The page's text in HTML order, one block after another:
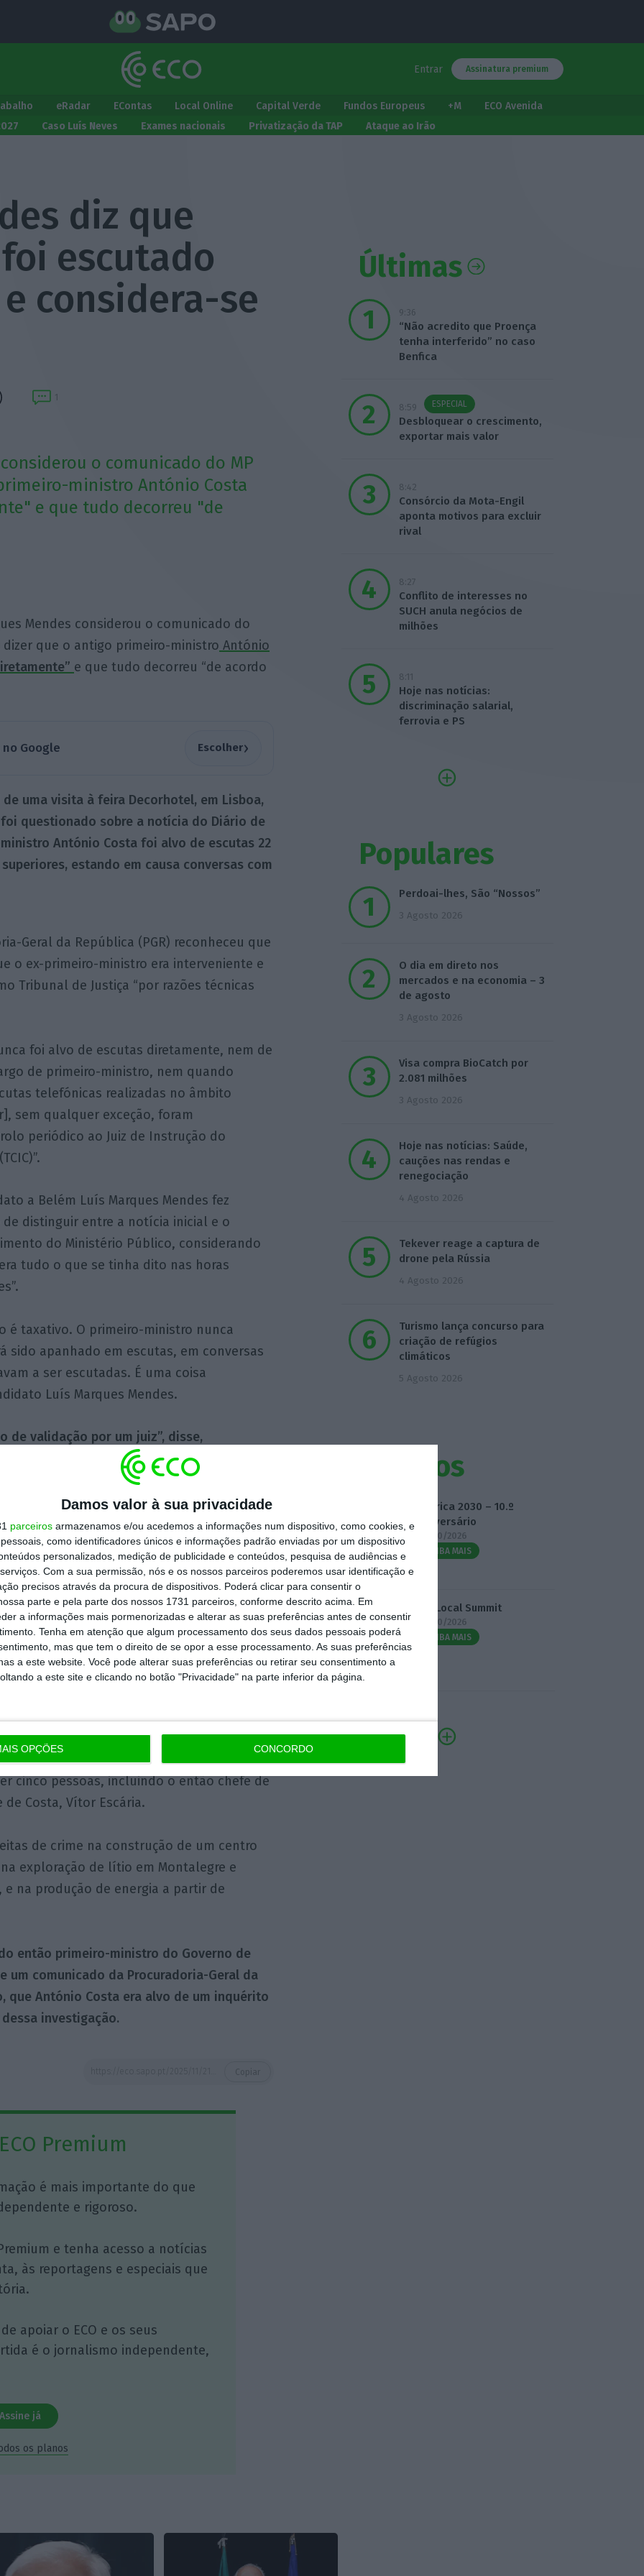
Damos valor à sua privacidade
parceiros armazenamos e/ou acedemos a informações num dispositivo, como cookies, e
como identificadores únicos e informações padrão enviadas por um dispositivo
personalizados, medição de publicidade e conteúdos, pesquisa de audiências e
Com a sua permissão, nós e os nossos parceiros poderemos usar identificação e
precisos através da procura de dispositivos. Poderá clicar para consentir o
parte e pela parte dos nossos 1731 parceiros, conforme descrito acima. Em
a informações mais pormenorizadas e alterar as suas preferências antes de consentir
Tenha em atenção que algum processamento dos seus dados pessoais poderá
mas que tem o direito de se opor a esse processamento. As suas preferências
a este website. Você pode alterar suas preferências ou retirar seu consentimento a
a este site e clicando no botão "Privacidade" na parte inferior da página.
OPÇÕES CONCORDO
Entrar Assinatura premium
eRadar EContas Local Online Capital Verde Fundos Europeus +M
ECO Avenida
Caso Luís Neves Exames nacionais Privatização da TAP Ataque ao Irão
diz que
escutado
considera-se
1
o comunicado do MP
ministro António Costa
e que tudo decorreu "de
Mendes considerou o comunicado do
que o antigo primeiro-ministro António
e que tudo decorreu “de acordo
Google Escolher›
uma visita à feira Decorhotel, em Lisboa,
foi questionado sobre a notícia do Diário de
António Costa foi alvo de escutas 22
estando em causa conversas com
Geral da República (PGR) reconheceu que
o ex-primeiro-ministro era interveniente e
Tribunal de Justiça “por razões técnicas
foi alvo de escutas diretamente, nem de
de primeiro-ministro, nem quando
telefónicas realizadas no âmbito
sem qualquer exceção, foram
periódico ao Juiz de Instrução do
a Belém Luís Marques Mendes fez
de distinguir entre a notícia inicial e o
do Ministério Público, considerando
tudo o que se tinha dito nas horas
é taxativo. O primeiro-ministro nunca
sido apanhado em escutas, em conversas
a ser escutadas. É uma coisa
Luís Marques Mendes.
de validação por um juiz”, disse,
“todas as questões foram tratadas
que está tudo esclarecido. Agora, se
o comunicado está errado, então
do Ministério Público, para mim as
no âmbito de escutas realizadas a outras
em que era interveniente o primeiro-
que essas escutas foram sempre do
Tribunal de Justiça.
novembro de 2023, foram detidas e
libertadas no âmbito da Operação
cinco pessoas, incluindo o então chefe de
de Costa, Vítor Escária.
de crime na construção de um centro
exploração de lítio em Montalegre e
na produção de energia a partir de
então primeiro-ministro do Governo de
um comunicado da Procuradoria-Geral da
que António Costa era alvo de um inquérito
investigação.
Premium
é mais importante do que
e rigoroso.
e tenha acesso a notícias
às reportagens e especiais que
apoiar o ECO e os seus
é o jornalismo independente,
Assine já
os planos
Últimas
9:36
“Não acredito que Proença
tenha interferido” no caso
Benfica
8:59 ESPECIAL
Desbloquear o crescimento,
exportar mais valor
8:42
Consórcio da Mota-Engil
aponta motivos para excluir
rival
8:27
Conflito de interesses no
SUCH anula negócios de
milhões
8:11
Hoje nas notícias:
discriminação salarial,
ferrovia e PS
Populares
Perdoai-lhes, São “Nossos”
3 Agosto 2026
O dia em direto nos
mercados e na economia – 3
de agosto
3 Agosto 2026
Visa compra BioCatch por
2.081 milhões
3 Agosto 2026
Hoje nas notícias: Saúde,
cauções nas rendas e
renegociação
4 Agosto 2026
Tekever reage a captura de
drone pela Rússia
4 Agosto 2026
Turismo lança concurso para
criação de refúgios
climáticos
5 Agosto 2026
Eventos
Fábrica 2030 – 10.º
Aniversário
14/10/2026
SAIBA MAIS
3.º Local Summit
07/10/2026
SAIBA MAIS